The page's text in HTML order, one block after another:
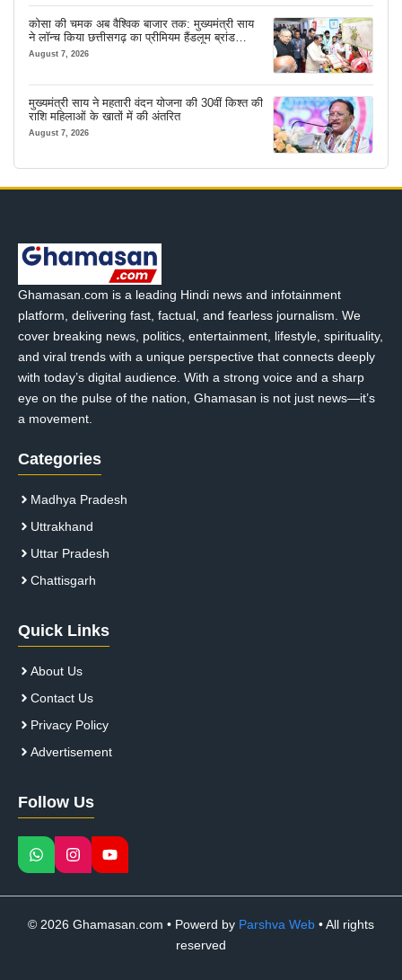
कोसा की चमक अब वैश्विक बाजार तक: मुख्यमंत्री साय
ने लॉन्च किया छत्तीसगढ़ का प्रीमियम हैंडलूम ब्रांड
‘कोशल फैब’
August 7, 2026
मुख्यमंत्री साय ने महतारी वंदन योजना की 30वीं किश्त की
राशि महिलाओं के खातों में की अंतरित
August 7, 2026
Ghamasan.com is a leading Hindi news and infotainment
platform, delivering fast, factual, and fearless journalism. We
cover breaking news, politics, entertainment, lifestyle, spirituality,
and viral trends with a unique perspective that connects deeply
with today’s digital audience. With a strong voice and a sharp
eye on the pulse of the nation, Ghamasan is not just news—it’s
a movement.
Categories
Madhya Pradesh
Uttrakhand
Uttar Pradesh
Chattisgarh
Quick Links
About Us
Contact Us
Privacy Policy
Advertisement
Follow Us
© 2026 Ghamasan.com • Powerd by Parshva Web • All rights
reserved